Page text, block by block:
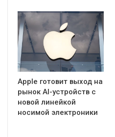
Apple готовит выход на
рынок AI-устройств с
новой линейкой
носимой электроники